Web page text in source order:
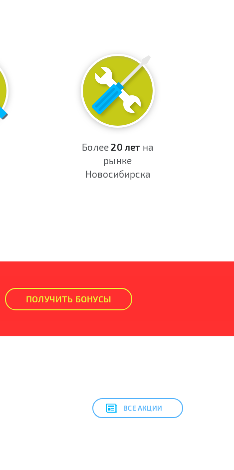
Более 20 лет на
рынке
Новосибирска
ПОЛУЧИТЬ БОНУСЫ
ВСЕ АКЦИИ